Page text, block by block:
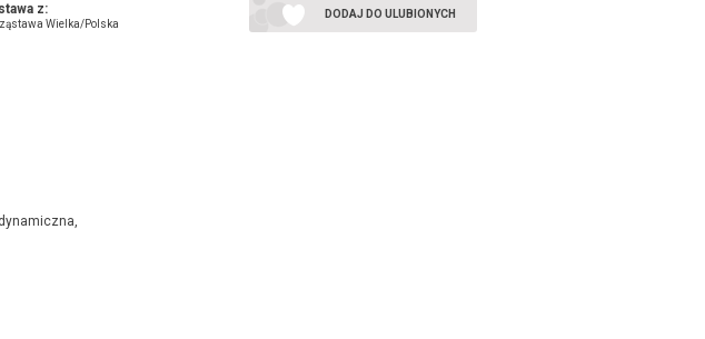
DODAJ DO ULUBIONYCH
z:
Wielka/Polska